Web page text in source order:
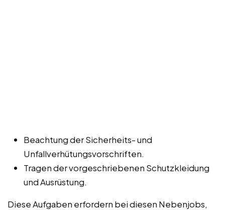
Beachtung der Sicherheits- und
Unfallverhütungsvorschriften.
Tragen der vorgeschriebenen Schutzkleidung
und Ausrüstung.
Diese Aufgaben erfordern bei diesen Nebenjobs,